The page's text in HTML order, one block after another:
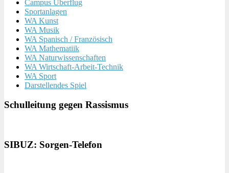
Campus Überflug
Sportanlagen
WA Kunst
WA Musik
WA Spanisch / Französisch
WA Mathematiik
WA Naturwissenschaften
WA Wirtschaft-Arbeit-Technik
WA Sport
Darstellendes Spiel
Schulleitung gegen Rassismus
SIBUZ: Sorgen-Telefon